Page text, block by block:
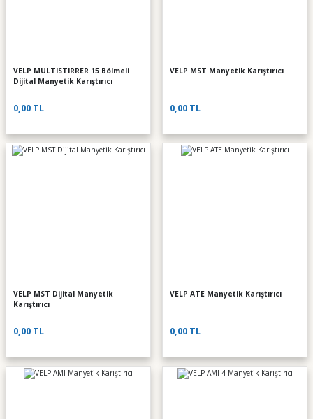
VELP MULTISTIRRER 15 Bölmeli
Dijital Manyetik Karıştırıcı
0,00 TL
VELP MST Manyetik Karıştırıcı
0,00 TL
VELP MST Dijital Manyetik
Karıştırıcı
0,00 TL
VELP ATE Manyetik Karıştırıcı
0,00 TL